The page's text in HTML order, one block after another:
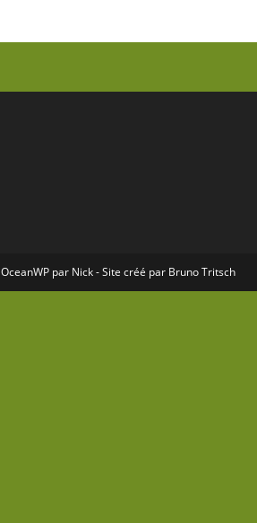
OceanWPpar Nick - Site créé par Bruno Tritsch